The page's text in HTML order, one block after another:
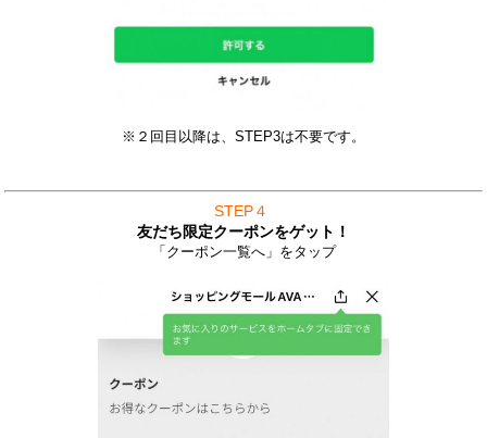
※２回目以降は、STEP3は不要です。
STEP４
友だち限定クーポンをゲット！
「クーポン一覧へ」をタップ